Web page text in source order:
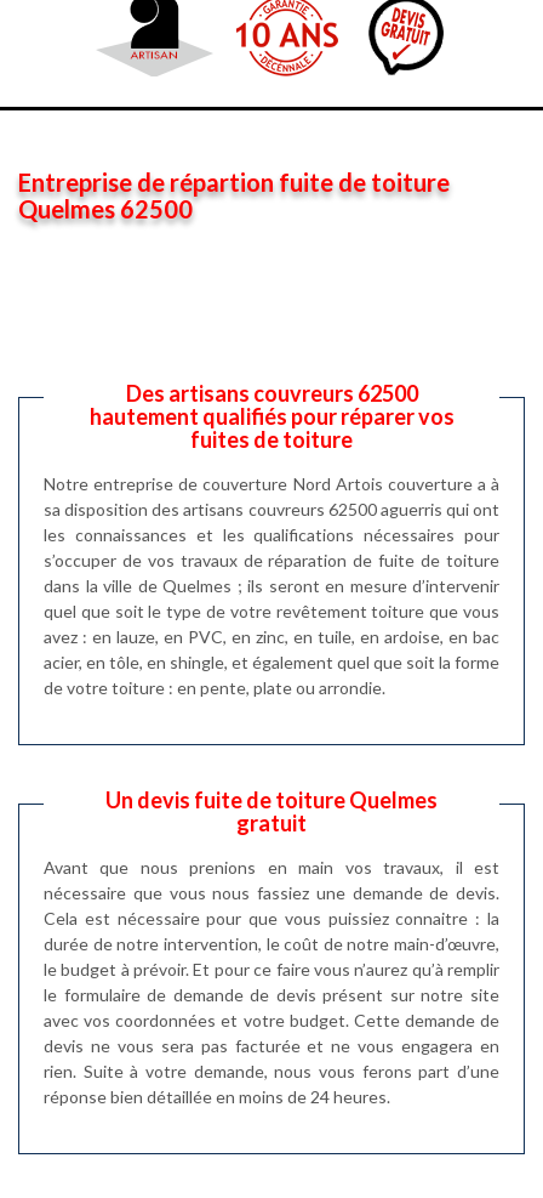
Entreprise de répartion fuite de toiture
Quelmes 62500
Des artisans couvreurs 62500
hautement qualifiés pour réparer vos
fuites de toiture
Notre entreprise de couverture Nord Artois couverture a à
sa disposition des artisans couvreurs 62500 aguerris qui ont
les connaissances et les qualifications nécessaires pour
s’occuper de vos travaux de réparation de fuite de toiture
dans la ville de Quelmes ; ils seront en mesure d’intervenir
quel que soit le type de votre revêtement toiture que vous
avez : en lauze, en PVC, en zinc, en tuile, en ardoise, en bac
acier, en tôle, en shingle, et également quel que soit la forme
de votre toiture : en pente, plate ou arrondie.
Un devis fuite de toiture Quelmes
gratuit
Avant que nous prenions en main vos travaux, il est
nécessaire que vous nous fassiez une demande de devis.
Cela est nécessaire pour que vous puissiez connaitre : la
durée de notre intervention, le coût de notre main-d’œuvre,
le budget à prévoir. Et pour ce faire vous n’aurez qu’à remplir
le formulaire de demande de devis présent sur notre site
avec vos coordonnées et votre budget. Cette demande de
devis ne vous sera pas facturée et ne vous engagera en
rien. Suite à votre demande, nous vous ferons part d’une
réponse bien détaillée en moins de 24 heures.